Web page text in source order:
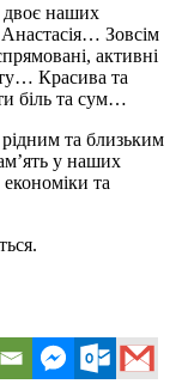
наших
Зовсім
активні
Красива та
біль та сум…
та близьким
у наших
економіки та